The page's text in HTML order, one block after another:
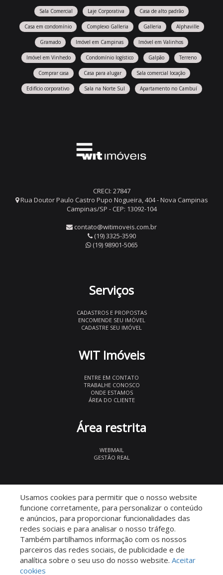
Sala Comercial Laje Corporativa Casa de alto padrão
Casa em condomínio Complexo Galleria Galleria Alphaville
Gramado Imóvel em Campinas Imóvel em Valinhos
Imóvel em Vinhedo Condomínio logístico Galpão Terreno
Comprar casa Casa para alugar Sala comercial locação
Edifício corporativo Sala na Norte Sul Apartamento no Cambuí
CRECI: 27847
Rua Doutor Paulo Castro Pupo Nogueira, 404 - Nova Campinas
Campinas/SP - CEP: 13092-104
contato@witimoveis.com.br
(19) 3325-3590
(19) 98901-5065
Serviços
CADASTROS E PROPOSTAS
ENCOMENDE SEU IMÓVEL
CADASTRE SEU IMÓVEL
WIT Imóveis
ENTRE EM CONTATO
TRABALHE CONOSCO
ONDE ESTAMOS
ÁREA DO CLIENTE
Área restrita
WEBMAIL
GESTÃO REAL
Descomplicado por:
Usamos cookies para permitir que o nosso website
funcione corretamente, para personalizar o conteúdo
e anúncios, para proporcionar funcionalidades das
redes sociais e para analisar o nosso tráfego.
Também partilhamos informação com os nossos
parceiros das redes sociais, de publicidade e de
analítica sobre o seu uso do nosso website. Aceitar
cookies